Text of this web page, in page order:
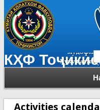
КҲФ
Activities